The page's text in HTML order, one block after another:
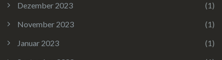
Dezember 2023
(1)
November 2023
(1)
Januar 2023
(1)